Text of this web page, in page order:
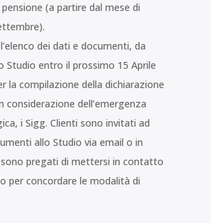
(a partire dal mese di
dei dati e documenti, da
Studio entro il prossimo 15 Aprile
la compilazione della dichiarazione
considerazione dell’emergenza
i Sigg. Clienti sono invitati ad
allo Studio via email o in
pregati di mettersi in contatto
per concordare le modalità di